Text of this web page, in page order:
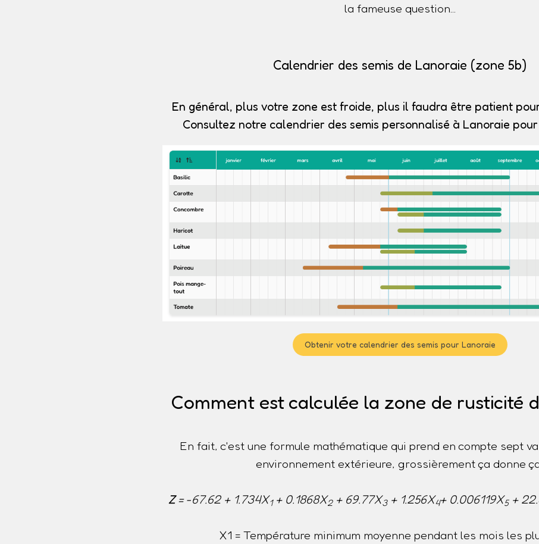
la fameuse question...
Calendrier des semis de Lanoraie (zone 5b)
En général, plus votre zone est froide, plus il faudra être patient
Consultez notre calendrier des semis personnalisé à Lanoraie
Obtenir votre calendrier des semis pour Lanoraie
Comment est calculée la zone de rusticité
En fait, c'est une formule mathématique qui prend en compte sept
environnement extérieure, grossièrement ça donne
Z= -67.62 + 1.734X1+ 0.1868X2+ 69.77X3+ 1.256X4+ 0.006119X5+
X1 = Température minimum moyenne pendant les mois les